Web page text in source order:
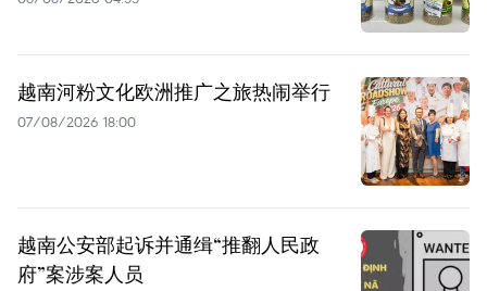
越南河粉文化欧洲推广之旅热闹举行
07/08/2026 18:00
越南公安部起诉并通缉“推翻人民政
府”案涉案人员